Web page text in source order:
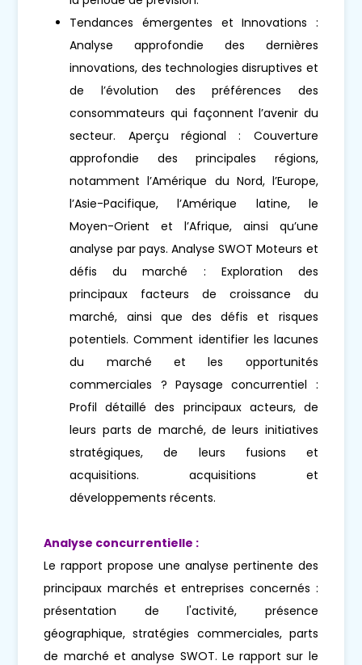
Tendances émergentes et Innovations :
Analyse approfondie des dernières
innovations, des technologies disruptives et
de l’évolution des préférences des
consommateurs qui façonnent l’avenir du
secteur. Aperçu régional : Couverture
approfondie des principales régions,
notamment l’Amérique du Nord, l’Europe,
l’Asie-Pacifique, l’Amérique latine, le
Moyen-Orient et l’Afrique, ainsi qu’une
analyse par pays. Analyse SWOT Moteurs et
défis du marché : Exploration des
principaux facteurs de croissance du
marché, ainsi que des défis et risques
potentiels. Comment identifier les lacunes
du marché et les opportunités
commerciales ? Paysage concurrentiel :
Profil détaillé des principaux acteurs, de
leurs parts de marché, de leurs initiatives
stratégiques, de leurs fusions et
acquisitions. acquisitions et
développements récents.
Analyse concurrentielle :
Le rapport propose une analyse pertinente des
principaux marchés et entreprises concernés :
présentation de l'activité, présence
géographique, stratégies commerciales, parts
de marché et analyse SWOT. Le rapport sur le